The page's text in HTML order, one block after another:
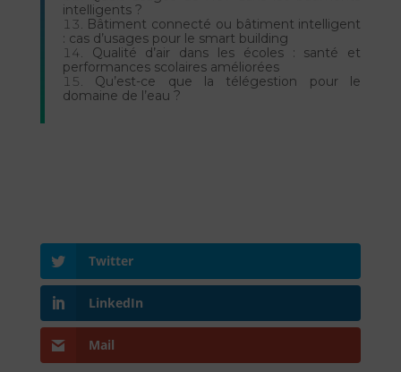
intelligents ?
Bâtiment connecté ou bâtiment intelligent
: cas d’usages pour le smart building
Qualité d’air dans les écoles : santé et
performances scolaires améliorées
Qu’est-ce que la télégestion pour le
domaine de l’eau ?
Twitter
LinkedIn
Mail